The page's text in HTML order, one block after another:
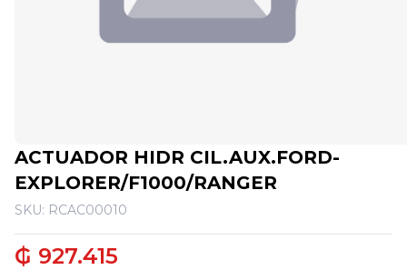
ACTUADOR HIDR CIL.AUX.FORD-
EXPLORER/F1000/RANGER
SKU: RCAC00010
₲ 927.415